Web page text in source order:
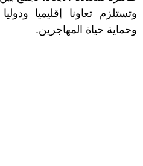
وتستلزم تعاونا إقليميا
وحماية حياة المهاجرين.